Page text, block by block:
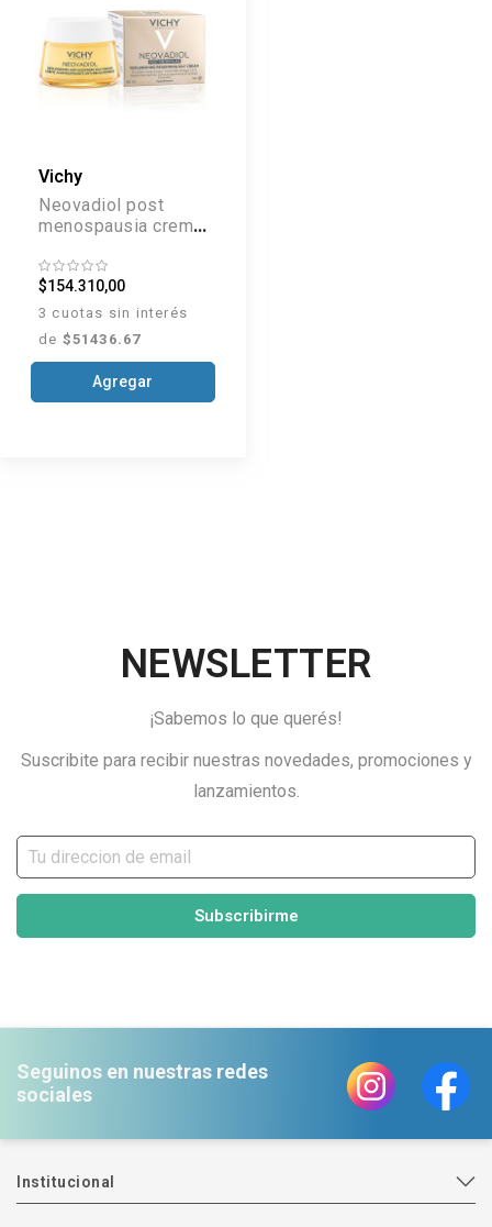
Vichy
Neovadiol post
menospausia crema
$154.310,00
3 cuotas sin interés
de $51436.67
Agregar
NEWSLETTER
¡Sabemos lo que querés!
Suscribite para recibir nuestras novedades, promociones y
lanzamientos.
Subscribirme
Seguinos en nuestras redes
sociales
Institucional